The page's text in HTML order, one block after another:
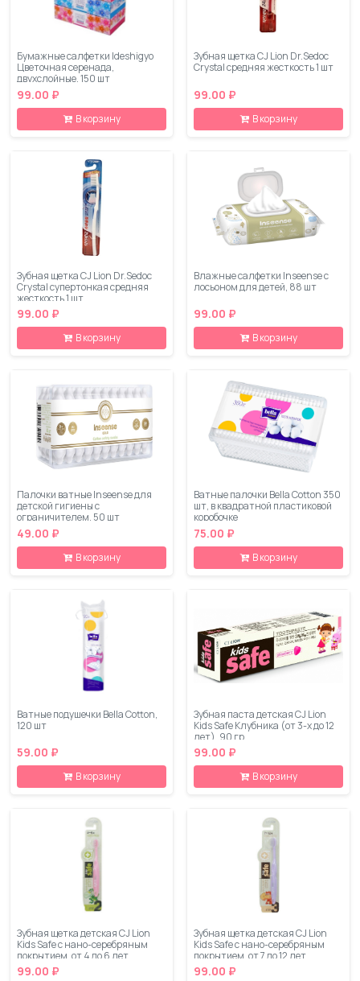
Бумажные салфетки Ideshigyo
Цветочная серенада,
двухслойные, 150 шт
99.00 ₽
В корзину
Зубная щетка CJ Lion Dr.Sedoc
Сrystal средняя жесткость 1 шт
99.00 ₽
В корзину
Зубная щетка CJ Lion Dr.Sedoc
Сrystal супертонкая средняя
жесткость 1 шт
99.00 ₽
В корзину
Влажные салфетки Inseense с
лосьоном для детей, 88 шт
99.00 ₽
В корзину
Палочки ватные Inseense для
детской гигиены с
ограничителем, 50 шт
49.00 ₽
В корзину
Ватные палочки Bella Cotton 350
шт, в квадратной пластиковой
коробочке
75.00 ₽
В корзину
Ватные подушечки Bella Cotton,
120 шт
59.00 ₽
В корзину
Зубная паста детская CJ Lion
Kids Safe Клубника (от 3-х до 12
лет), 90 гр
99.00 ₽
В корзину
Зубная щетка детская CJ Lion
Kids Safe с нано-серебряным
покрытием, от 4 до 6 лет
99.00 ₽
Зубная щетка детская CJ Lion
Kids Safe с нано-серебряным
покрытием, от 7 до 12 лет
99.00 ₽